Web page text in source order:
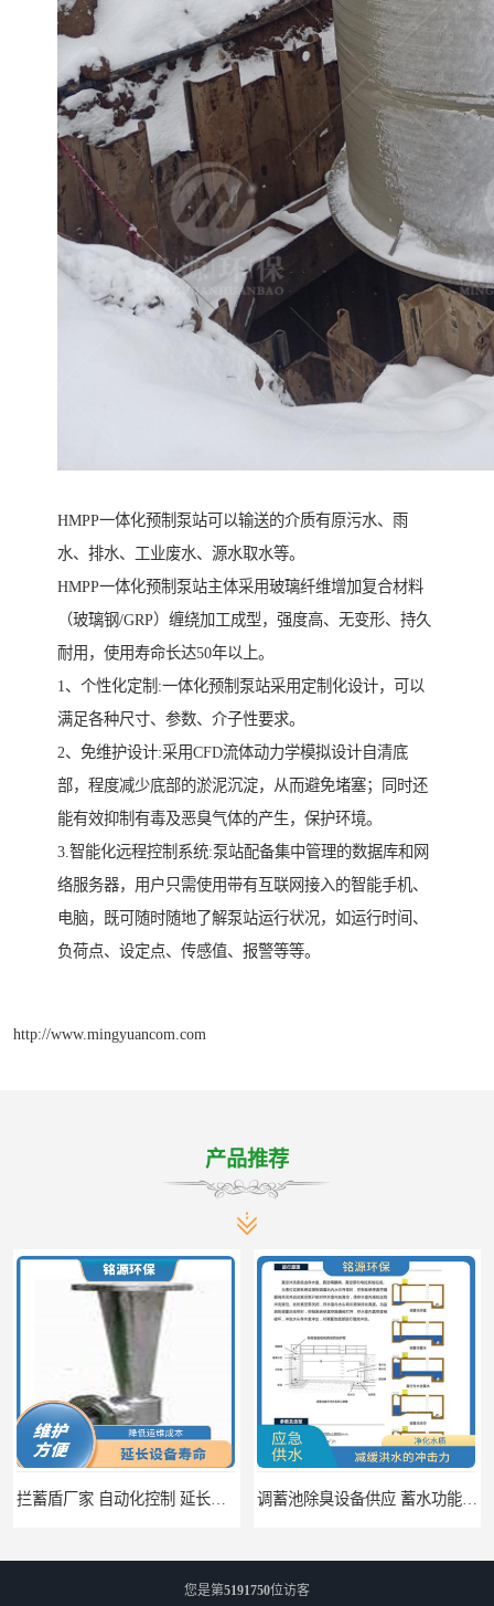
HMPP一体化预制泵站可以输送的介质有原污水、雨
水、排水、工业废水、源水取水等。
HMPP一体化预制泵站主体采用玻璃纤维增加复合材料
（玻璃钢/GRP）缠绕加工成型，强度高、无变形、持久
耐用，使用寿命长达50年以上。
1、个性化定制:一体化预制泵站采用定制化设计，可以
满足各种尺寸、参数、介子性要求。
2、免维护设计:采用CFD流体动力学模拟设计自清底
部，程度减少底部的淤泥沉淀，从而避免堵塞；同时还
能有效抑制有毒及恶臭气体的产生，保护环境。
3.智能化远程控制系统:泵站配备集中管理的数据库和网
络服务器，用户只需使用带有互联网接入的智能手机、
电脑，既可随时随地了解泵站运行状况，如运行时间、
负荷点、设定点、传感值、报警等等。
http://www.mingyuancom.com
产品推荐
您是第5191750位访客